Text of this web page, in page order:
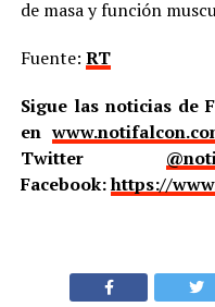
de masa y función
Fuente: RT
Sigue las noticias de
en
Twitter
Facebook:https://